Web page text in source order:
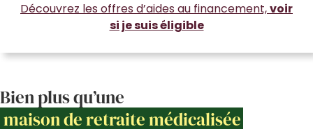
Découvrez les offres d’aides au financement,voir
si je suis éligible
Bien plus qu’une
maison de retraite médicalisée